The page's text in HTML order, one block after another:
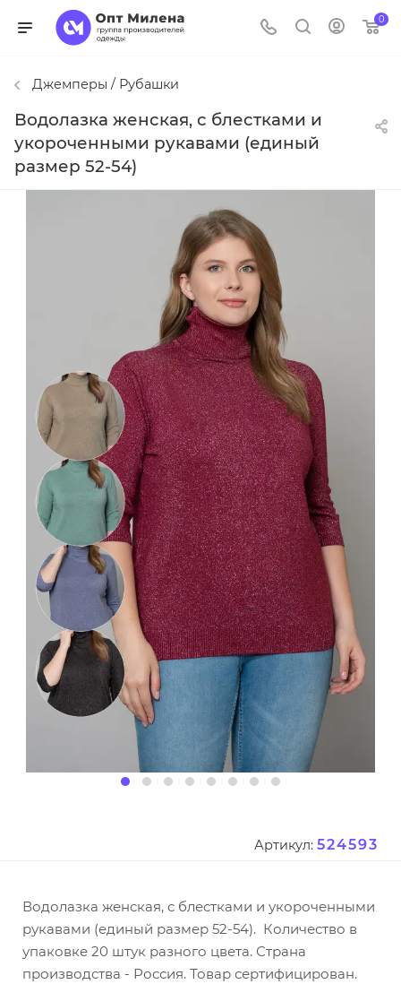
0
Джемперы / Рубашки
Водолазка женская, с блестками и
укороченными рукавами (единый
размер 52-54)
Артикул: 524593
Водолазка женская, с блестками и укороченными
рукавами (единый размер 52-54). Количество в
упаковке 20 штук разного цвета. Страна
производства - Россия. Товар сертифицирован.